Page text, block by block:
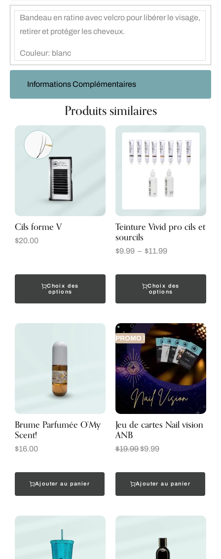
Informations Complémentaires
Bandeau en ratine avec velcro pour libérer le visage,
retirer et protéger les cheveux.
Couleur: blanc
Produits similaires
Cils forme V
$20.00
Choix des
options
Teinture Vivid pro cils et
sourcils
$9.99 – $11.99
Choix des
options
Brume Parfumée O’My
Scent!
$16.00
Ajouter au panier
PROMO !
Jeu de cartes Nail vision
ANB
$19.99$9.99
Ajouter au panier